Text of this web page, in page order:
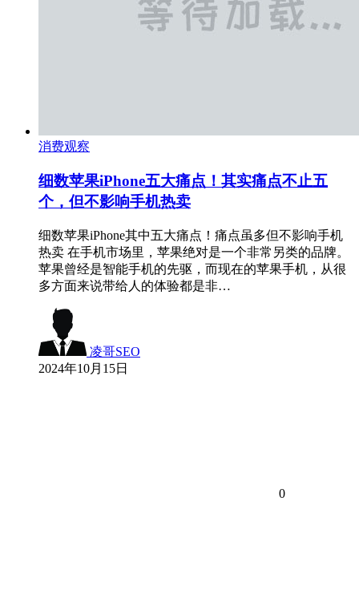
消费观察
细数苹果iPhone五大痛点！其实痛点不止五
个，但不影响手机热卖
细数苹果iPhone其中五大痛点！痛点虽多但不影响手机
热卖 在手机市场里，苹果绝对是一个非常另类的品牌。
苹果曾经是智能手机的先驱，而现在的苹果手机，从很
多方面来说带给人的体验都是非…
凌哥SEO
2024年10月15日
0